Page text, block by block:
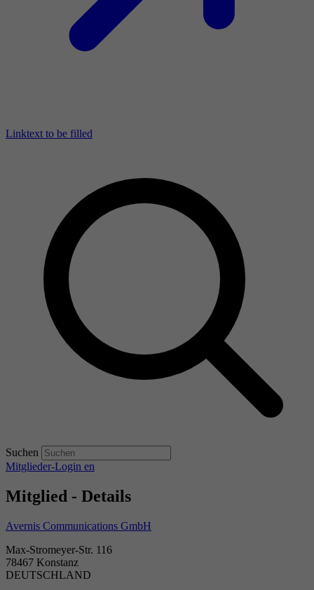
Linktext to be filled
Suchen
Mitglieder-Login en
Mitglied - Details
Avernis Communications GmbH
Max-Stromeyer-Str. 116
78467 Konstanz
DEUTSCHLAND